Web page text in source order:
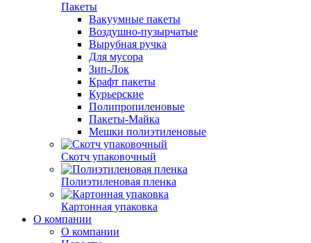
Пакеты
Вакуумные пакеты
Воздушно-пузырчатые
Вырубная ручка
Для мусора
Зип-Лок
Крафт пакеты
Курьерские
Полипропиленовые
Пакеты-Майка
Мешки полиэтиленовые
Скотч упаковочный
Полиэтиленовая пленка
Картонная упаковка
О компании
О компании